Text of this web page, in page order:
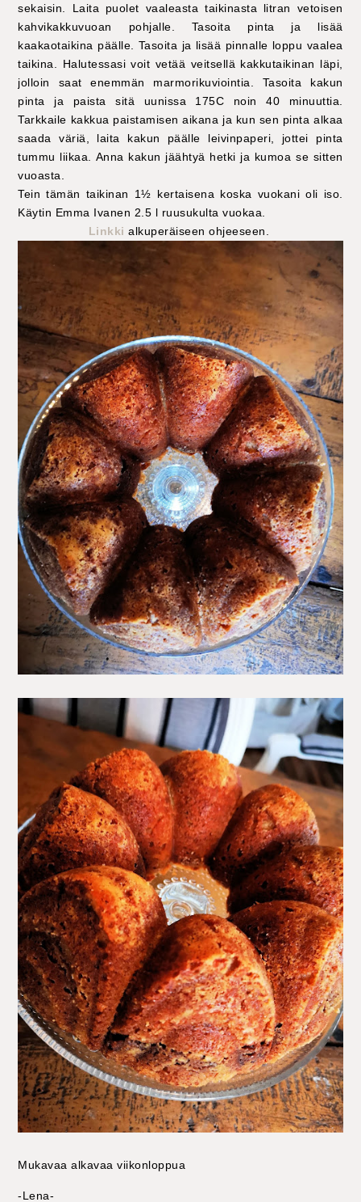
sekaisin. Laita puolet vaaleasta taikinasta litran vetoisen
kahvikakkuvuoan pohjalle. Tasoita pinta ja lisää
kaakaotaikina päälle. Tasoita ja lisää pinnalle loppu vaalea
taikina. Halutessasi voit vetää veitsellä kakkutaikinan läpi,
jolloin saat enemmän marmorikuviointia. Tasoita kakun
pinta ja paista sitä uunissa 175C noin 40 minuuttia.
Tarkkaile kakkua paistamisen aikana ja kun sen pinta alkaa
saada väriä, laita kakun päälle leivinpaperi, jottei pinta
tummu liikaa. Anna kakun jäähtyä hetki ja kumoa se sitten
vuoasta.
Tein tämän taikinan 1½ kertaisena koska vuokani oli iso.
Käytin Emma Ivanen 2.5 l ruusukulta vuokaa.
Linkki alkuperäiseen ohjeeseen.
Mukavaa alkavaa viikonloppua
-Lena-